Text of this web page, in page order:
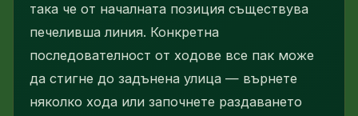
така че от началната позиция съществува
печеливша линия. Конкретна
последователност от ходове все пак може
да стигне до задънена улица — върнете
няколко хода или започнете раздаването